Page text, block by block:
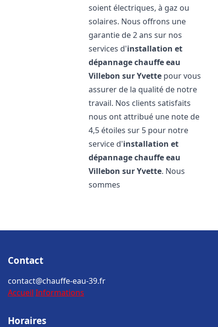
soient électriques, à gaz ou
solaires. Nous offrons une
garantie de 2 ans sur nos
services d'installation et
dépannage chauffe eau
Villebon sur Yvette pour vous
assurer de la qualité de notre
travail. Nos clients satisfaits
nous ont attribué une note de
4,5 étoiles sur 5 pour notre
service d'installation et
dépannage chauffe eau
Villebon sur Yvette. Nous
sommes
Contact
contact@chauffe-eau-39.fr
Accueil Informations
Horaires